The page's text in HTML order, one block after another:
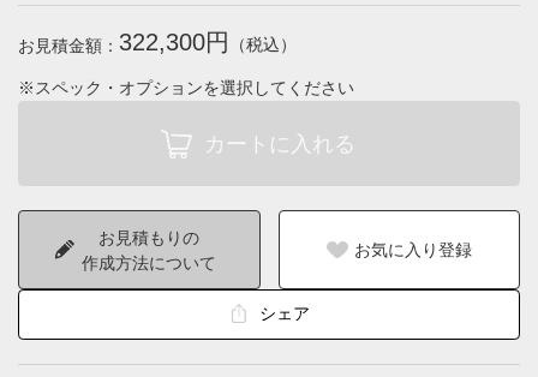
お見積金額： 322,300円 （税込）
※スペック・オプションを選択してください
お見積もりの
作成方法について
お気に入り登録
シェア